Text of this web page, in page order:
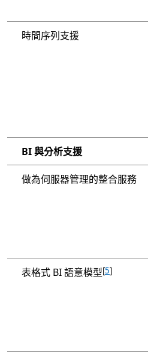
時間序列支援
BI 與分析支援
做為伺服器管理的整合服務
表格式 BI 語意模型[5]